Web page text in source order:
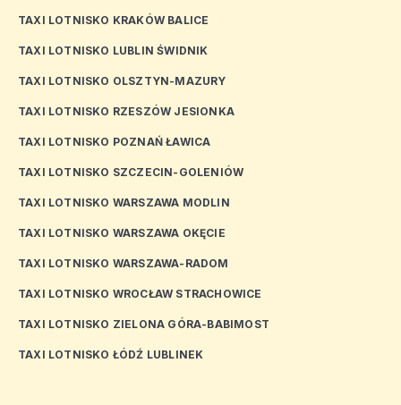
TAXI LOTNISKO KRAKÓW BALICE
TAXI LOTNISKO LUBLIN ŚWIDNIK
TAXI LOTNISKO OLSZTYN-MAZURY
TAXI LOTNISKO RZESZÓW JESIONKA
TAXI LOTNISKO POZNAŃ ŁAWICA
TAXI LOTNISKO SZCZECIN-GOLENIÓW
TAXI LOTNISKO WARSZAWA MODLIN
TAXI LOTNISKO WARSZAWA OKĘCIE
TAXI LOTNISKO WARSZAWA-RADOM
TAXI LOTNISKO WROCŁAW STRACHOWICE
TAXI LOTNISKO ZIELONA GÓRA-BABIMOST
TAXI LOTNISKO ŁÓDŹ LUBLINEK